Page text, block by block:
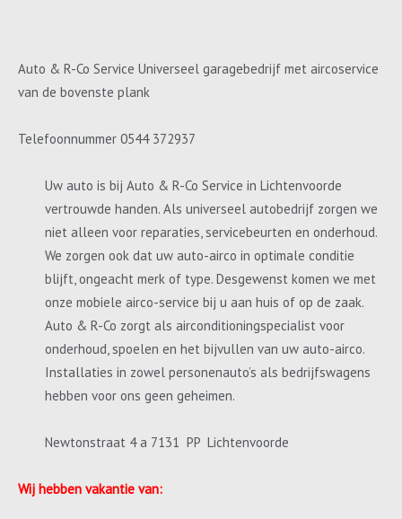
Auto & R-Co Service Universeel garagebedrijf met aircoservice
van de bovenste plank
Telefoonnummer 0544 372937
Uw auto is bij Auto & R-Co Service in Lichtenvoorde
vertrouwde handen. Als universeel autobedrijf zorgen we
niet alleen voor reparaties, servicebeurten en onderhoud.
We zorgen ook dat uw auto-airco in optimale conditie
blijft, ongeacht merk of type. Desgewenst komen we met
onze mobiele airco-service bij u aan huis of op de zaak.
Auto & R-Co zorgt als airconditioningspecialist voor
onderhoud, spoelen en het bijvullen van uw auto-airco.
Installaties in zowel personenauto’s als bedrijfswagens
hebben voor ons geen geheimen.
Newtonstraat 4 a 7131 PP Lichtenvoorde
Wij hebben vakantie van: